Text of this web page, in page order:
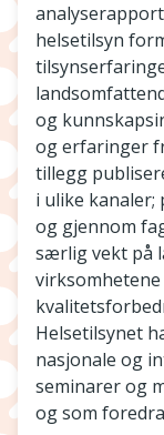
helsetilsyn
og
og erfaringer
tillegg
i ulike kanaler;
og gjennom
særlig vekt på
Helsetilsynet
nasjonale og
seminarer og
og som